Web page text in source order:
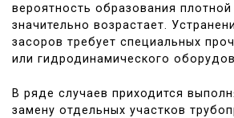
вероятность образования плотной
значительно возрастает.
засоров требует специальных
или гидродинамического
В ряде случаев приходится
замену отдельных участков